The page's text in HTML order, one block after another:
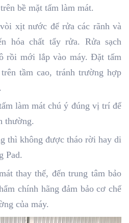
bề mặt tấm làm mát.
xịt nước để rửa các rãnh và
hóa chất tẩy rửa. Rửa sạch
rồi mới lắp vào máy. Đặt tấm
tầm cao, tránh trường hợp
làm mát chú ý đúng vị trí để
thường.
thì không được tháo rời hay di
Pad.
thay thế, đến trung tâm bảo
chính hãng đảm bảo cơ chế
của máy.